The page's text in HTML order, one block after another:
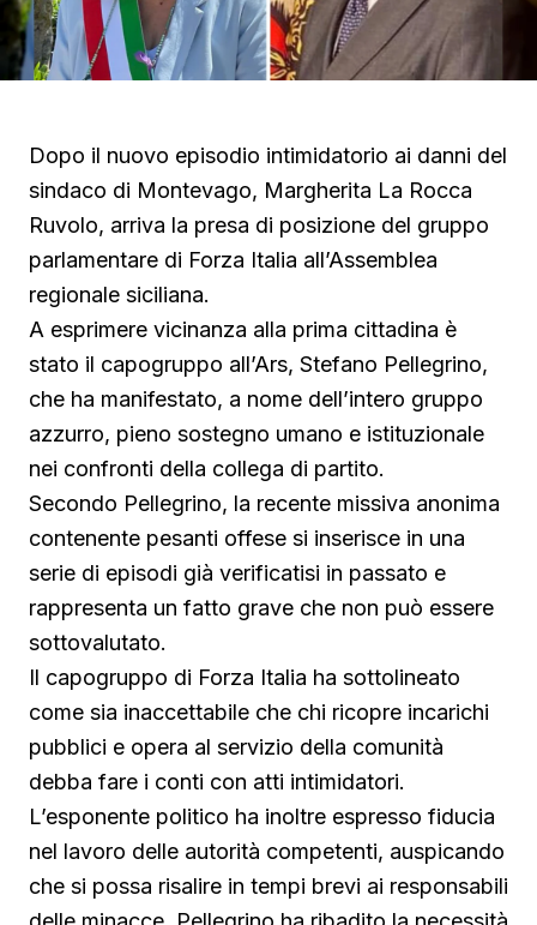
Dopo il nuovo episodio intimidatorio ai danni del
sindaco di Montevago, Margherita La Rocca
Ruvolo, arriva la presa di posizione del gruppo
parlamentare di Forza Italia all’Assemblea
regionale siciliana.
A esprimere vicinanza alla prima cittadina è
stato il capogruppo all’Ars, Stefano Pellegrino,
che ha manifestato, a nome dell’intero gruppo
azzurro, pieno sostegno umano e istituzionale
nei confronti della collega di partito.
Secondo Pellegrino, la recente missiva anonima
contenente pesanti offese si inserisce in una
serie di episodi già verificatisi in passato e
rappresenta un fatto grave che non può essere
sottovalutato.
Il capogruppo di Forza Italia ha sottolineato
come sia inaccettabile che chi ricopre incarichi
pubblici e opera al servizio della comunità
debba fare i conti con atti intimidatori.
L’esponente politico ha inoltre espresso fiducia
nel lavoro delle autorità competenti, auspicando
che si possa risalire in tempi brevi ai responsabili